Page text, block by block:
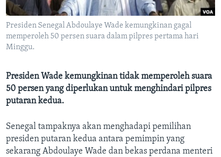
Presiden Senegal Abdoulaye Wade kemungkinan gagal
memperoleh 50 persen suara dalam pilpres pertama hari
Minggu.
Presiden Wade kemungkinan tidak memperoleh suara
50 persen yang diperlukan untuk menghindari pilpres
putaran kedua.
Senegal tampaknya akan menghadapi pemilihan
presiden putaran kedua antara pemimpin yang
sekarang Abdoulaye Wade dan bekas perdana menteri